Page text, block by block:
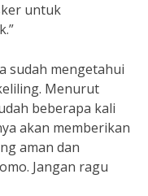
untuk
sudah mengetahui
Menurut
beberapa kali
akan memberikan
aman dan
Jangan ragu